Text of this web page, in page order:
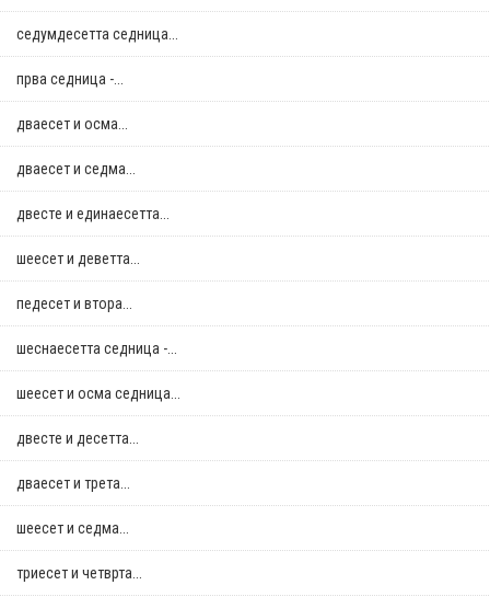
седумдесетта седница...
прва седница -...
дваесет и осма...
дваесет и седма...
двестe и единаесетта...
шеесет и деветта...
педесет и втора...
шеснаесетта седница -...
шеесет и осма седница...
двестe и десетта...
дваесет и трета...
шеесет и седма...
триесет и четврта...